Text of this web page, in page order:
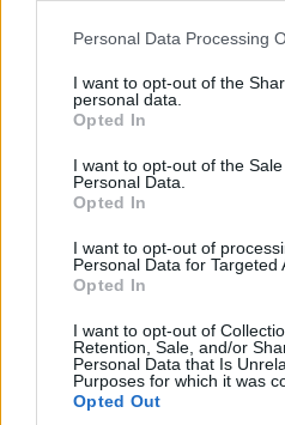
Personal Data Processing
I want to opt-out of the
personal data.
Opted In
I want to opt-out of the
Personal Data.
Opted In
I want to opt-out of
Personal Data for Targeted
Opted In
I want to opt-out of
Retention, Sale, and/or
Personal Data that Is
Purposes for which it was
Opted Out
Stort cykelløb kom forbi
Andre læser også